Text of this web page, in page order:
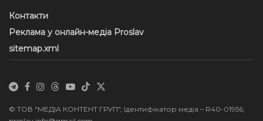
Контакти
Реклама у онлайн-медіа Proslav
sitemap.xml
© ТОВ "МЕДІА КОНТЕНТ ГРУП", Ідентифікатор медіа – R40-01956,